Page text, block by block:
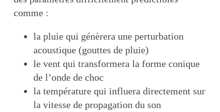
comme :
la pluie qui génèrera une perturbation
acoustique (gouttes de pluie)
le vent qui transformera la forme conique
de l’onde de choc
la température qui influera directement sur
la vitesse de propagation du son